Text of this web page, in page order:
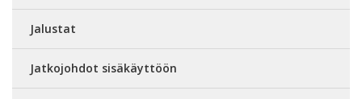
Jalustat
Jatkojohdot sisäkäyttöön